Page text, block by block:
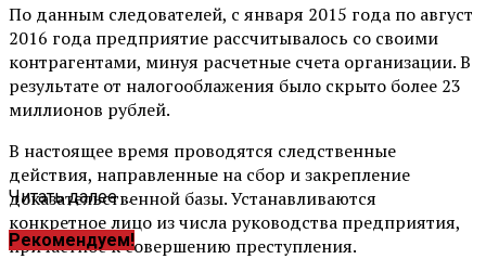
По данным следователей, с января 2015 года по август
2016 года предприятие рассчитывалось со своими
контрагентами, минуя расчетные счета организации. В
результате от налогооблажения было скрыто более 23
миллионов рублей.
В настоящее время проводятся следственные
действия, направленные на сбор и закрепление
доказательственной базы. Устанавливаются
конкретное лицо из числа руководства предприятия,
причастное к совершению преступления.
Читать далее ...
Рекомендуем!